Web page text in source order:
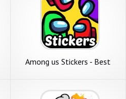
Among us Stickers - Best